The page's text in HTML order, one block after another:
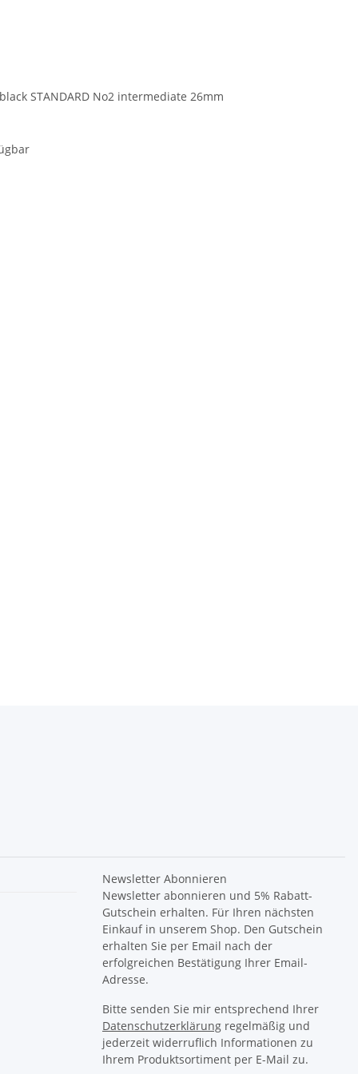
STANDARD No2 intermediate 26mm
Newsletter Abonnieren
Newsletter abonnieren und 5% Rabatt-
Gutschein erhalten. Für Ihren nächsten
Einkauf in unserem Shop. Den Gutschein
erhalten Sie per Email nach der
erfolgreichen Bestätigung Ihrer Email-
Adresse.
Bitte senden Sie mir entsprechend Ihrer
Datenschutzerklärung regelmäßig und
jederzeit widerruflich Informationen zu
Ihrem Produktsortiment per E-Mail zu.